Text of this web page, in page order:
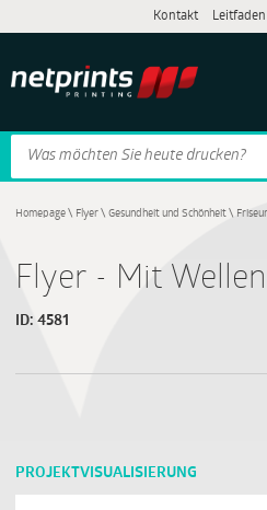
Kontakt Leitfaden
Homepage\ Flyer\ Gesundheit und Schönheit\
Flyer - Mit
ID: 4581
PROJEKTVISUALISIERUNG